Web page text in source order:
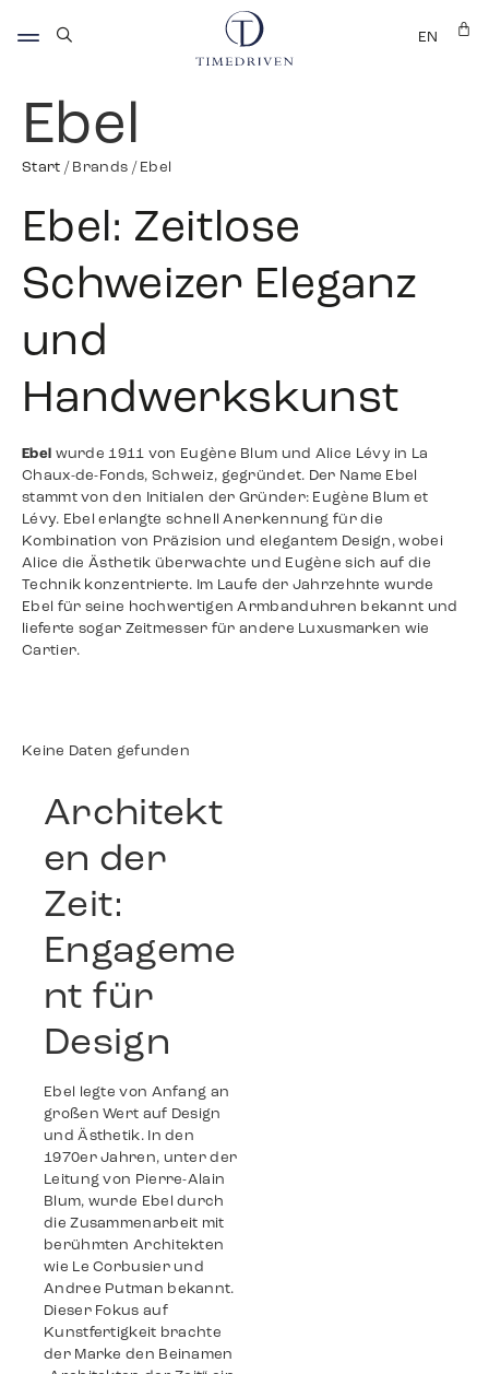
EN
Ebel
Start / Brands / Ebel
Ebel: Zeitlose
Schweizer Eleganz
und
Handwerkskunst
Ebel wurde 1911 von Eugène Blum und Alice Lévy in La
Chaux-de-Fonds, Schweiz, gegründet. Der Name Ebel
stammt von den Initialen der Gründer: Eugène Blum et
Lévy. Ebel erlangte schnell Anerkennung für die
Kombination von Präzision und elegantem Design, wobei
Alice die Ästhetik überwachte und Eugène sich auf die
Technik konzentrierte. Im Laufe der Jahrzehnte wurde
Ebel für seine hochwertigen Armbanduhren bekannt und
lieferte sogar Zeitmesser für andere Luxusmarken wie
Cartier​.
Keine Daten gefunden
Architekt
en der
Zeit:
Engageme
nt für
Design
Ebel legte von Anfang an
großen Wert auf Design
und Ästhetik. In den
1970er Jahren, unter der
Leitung von Pierre-Alain
Blum, wurde Ebel durch
die Zusammenarbeit mit
berühmten Architekten
wie Le Corbusier und
Andree Putman bekannt.
Dieser Fokus auf
Kunstfertigkeit brachte
der Marke den Beinamen